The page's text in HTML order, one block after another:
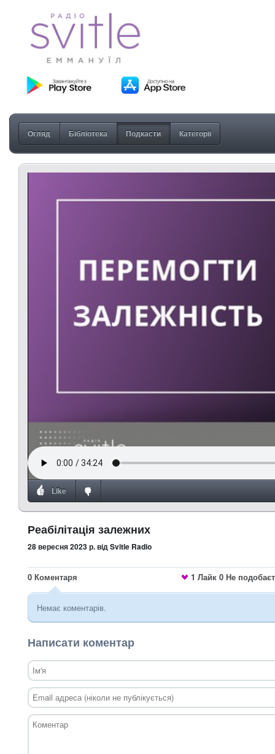
Огляд Бібліотека Подкасти Категорії
Like
Реабілітація залежних
28 вересня 2023 р.від Svitle Radio
1 Лайк 0 Не
0 Коментаря
Немає коментарів.
Написати коментар